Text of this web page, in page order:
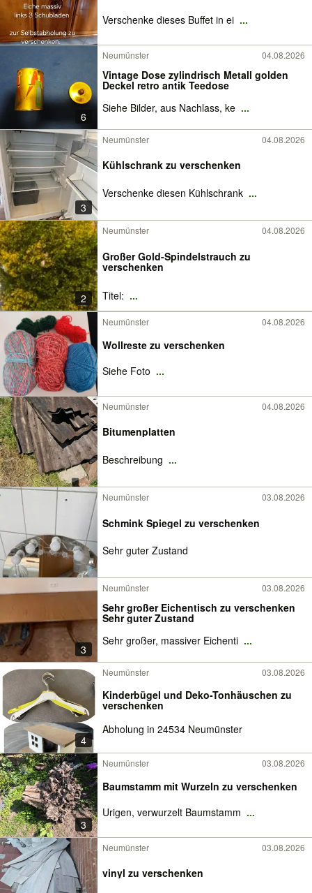
Verschenke dieses Buffet in ei ...
6
Neumünster 04.08.2026
Vintage Dose zylindrisch Metall golden
Deckel retro antik Teedose
Siehe Bilder, aus Nachlass, ke ...
3
Neumünster 04.08.2026
Kühlschrank zu verschenken
Verschenke diesen Kühlschrank ...
2
Neumünster 04.08.2026
Großer Gold-Spindelstrauch zu
verschenken
Titel: ...
Neumünster 04.08.2026
Wollreste zu verschenken
Siehe Foto ...
Neumünster 04.08.2026
Bitumenplatten
Beschreibung ...
Neumünster 03.08.2026
Schmink Spiegel zu verschenken
Sehr guter Zustand
3
Neumünster 03.08.2026
Sehr großer Eichentisch zu verschenken
Sehr guter Zustand
Sehr großer, massiver Eichenti ...
4
Neumünster 03.08.2026
Kinderbügel und Deko-Tonhäuschen zu
verschenken
Abholung in 24534 Neumünster
3
Neumünster 03.08.2026
Baumstamm mit Wurzeln zu verschenken
Urigen, verwurzelt Baumstamm ...
Neumünster 03.08.2026
vinyl zu verschenken